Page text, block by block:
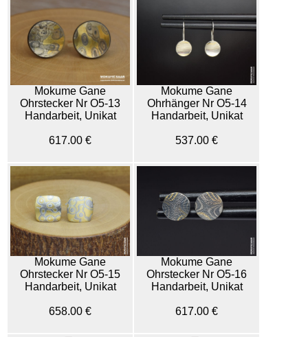
Mokume Gane
Ohrstecker Nr O5-13
Handarbeit, Unikat
617.00 €
Mokume Gane
Ohrhänger Nr O5-14
Handarbeit, Unikat
537.00 €
Mokume Gane
Ohrstecker Nr O5-15
Handarbeit, Unikat
658.00 €
Mokume Gane
Ohrstecker Nr O5-16
Handarbeit, Unikat
617.00 €